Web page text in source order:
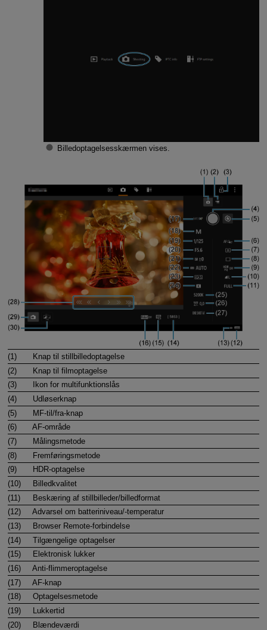
Billedoptagelsesskærmen vises.
(1)
Knap til stillbilledoptagelse
(2)
Knap til filmoptagelse
(3)
Ikon for multifunktionslås
(4)
Udløserknap
(5)
MF-til/fra-knap
(6)
AF-område
(7)
Målingsmetode
(8)
Fremføringsmetode
(9)
HDR-optagelse
(10)
Billedkvalitet
(11)
Beskæring af stillbilleder/billedformat
(12)
Advarsel om batteriniveau/-temperatur
(13)
Browser Remote-forbindelse
(14)
Tilgængelige optagelser
(15)
Elektronisk lukker
(16)
Anti-flimmeroptagelse
(17)
AF-knap
(18)
Optagelsesmetode
(19)
Lukkertid
(20)
Blændeværdi